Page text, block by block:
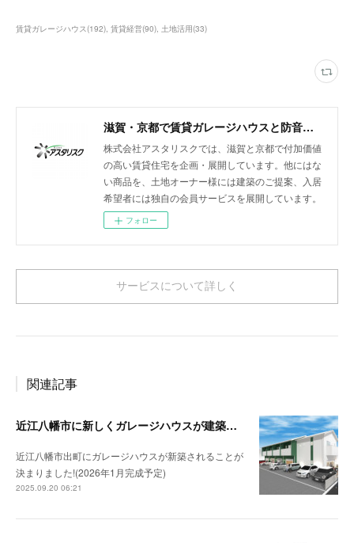
賃貸ガレージハウス(192) 賃貸経営(90) 土地活用(33)
滋賀・京都で賃貸ガレージハウスと防音室付きアパートを展開
株式会社アスタリスクでは、滋賀と京都で付加価値
の高い賃貸住宅を企画・展開しています。他にはな
い商品を、土地オーナー様には建築のご提案、入居
希望者には独自の会員サービスを展開しています。
フォロー
サービスについて詳しく
関連記事
近江八幡市に新しくガレージハウスが建築されます！（仮称：出町ガレージハウス）！
近江八幡市出町にガレージハウスが新築されることが
決まりました!(2026年1月完成予定)
2025.09.20 06:21